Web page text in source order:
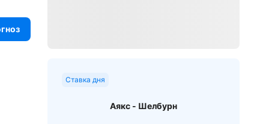
Ставка дня
Аякс - Шелбурн